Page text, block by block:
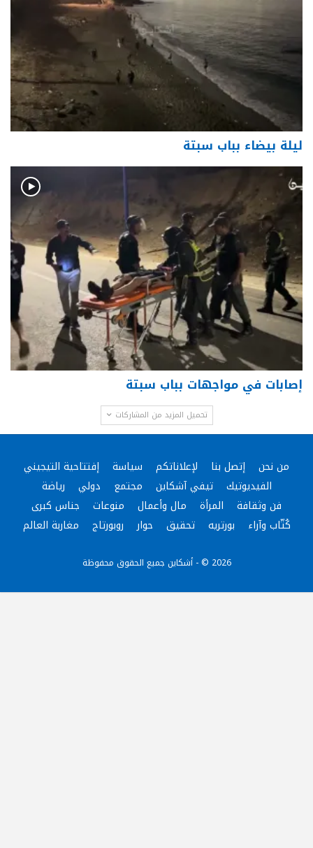
ليلة بيضاء بباب سبتة
إصابات في مواجهات بباب سبتة
تحميل المزيد من المشاركات
من نحن إتصل بنا لإعلاناتكم سياسة
إفتتاحية التيجيني
الفيديوتيك
تيفي آشكاين مجتمع دولي
رياضة
فن وثقافة
المرأة مال وأعمال منوعات
جناس كبرى
كُتّاب وآراء
بورتريه تحقيق حوار روبورتاج مغاربة العالم
2026 © - أشكاين جميع الحقوق محفوظة